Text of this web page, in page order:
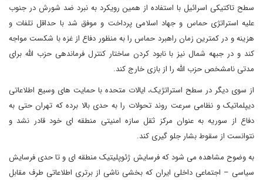
سطح تاکتیکی اسرائیل با استفاده از همین رویکرد به نبرد ضد شورش در جنوب
علیه استراتژی حماس و جهاد اسلامی پرداخت و موفق شد با حداقل تلفات و
هزینه و در کمترین زمان راهبرد حماس را به منظور دفاع از غزه با شکست مواجه
کند و در جبهه شمال نیز با نابود کردن ساختار کنترل فرماندهی حزب الله برای
مدتی نامشخص حزب الله را از بازی خارج کند.
از سوی دیگر در سطح استراتژیک، ایالات متحده با حمایت های وسیع اطلاعاتی
دیپلماتیک و نظامی سرعت روند تحولات را به حدی بالا برده که تهران حتی به
دفاع از سوریه به عنوان مرکز ثقل سازه امنیتی منطقه ای خود قادر نشد و
نتوانست از سقوط بشار جلو گیری کند.
به وضوح مشاهده می شود که فرسایش ژئوپلیتیک منطقه ای و تا حدی فرسایش
سیاسی – اجتماعی داخلی ایران که بخشی ناشی از برتری اطلاعاتی طرف مقابل